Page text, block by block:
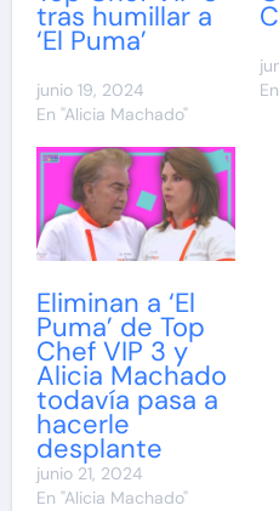
tras humillar a
‘El Puma’
junio 19, 2024
En "Alicia Machado"
Eliminan a ‘El
Puma’ de Top
Chef VIP 3 y
Alicia Machado
todavía pasa a
hacerle
desplante
junio 21, 2024
En "Alicia Machado"